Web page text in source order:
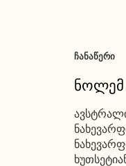
ᲩᲐᲜᲐᲬᲔᲠᲘ
ნოლემ